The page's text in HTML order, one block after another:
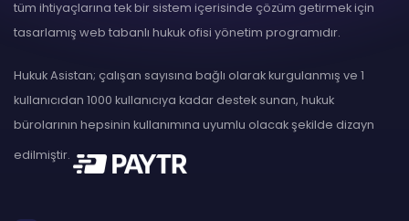
tüm ihtiyaçlarına tek bir sistem içerisinde çözüm getirmek için
tasarlamış web tabanlı hukuk ofisi yönetim programıdır.
Hukuk Asistan; çalışan sayısına bağlı olarak kurgulanmış ve 1
kullanıcıdan 1000 kullanıcıya kadar destek sunan, hukuk
bürolarının hepsinin kullanımına uyumlu olacak şekilde dizayn
edilmiştir.